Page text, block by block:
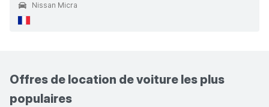
Nissan Micra
Offres de location de voiture les plus
populaires